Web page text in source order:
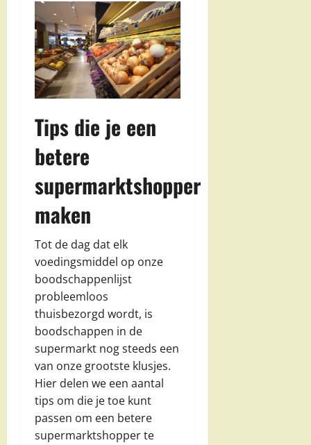
Tips die je een
betere
supermarktshopper
maken
Tot de dag dat elk
voedingsmiddel op onze
boodschappenlijst
probleemloos
thuisbezorgd wordt, is
boodschappen in de
supermarkt nog steeds een
van onze grootste klusjes.
Hier delen we een aantal
tips om die je toe kunt
passen om een betere
supermarktshopper te